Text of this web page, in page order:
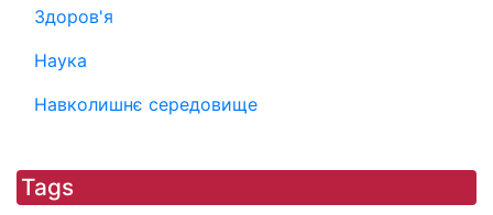
Здоров'я
Наука
Навколишнє середовище
Tags